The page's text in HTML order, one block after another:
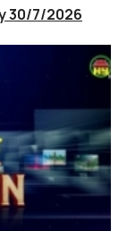
30/7/2026